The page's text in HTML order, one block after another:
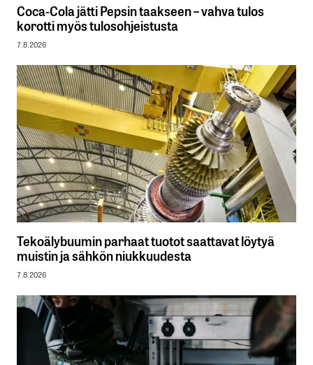
Coca-Cola jätti Pepsin taakseen – vahva tulos
korotti myös tulosohjeistusta
7.8.2026
Tekoälybuumin parhaat tuotot saattavat löytyä
muistin ja sähkön niukkuudesta
7.8.2026